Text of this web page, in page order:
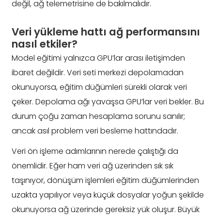
değil, ağ telemetrisine de bakılmalıdır.
Veri yükleme hattı ağ performansını
nasıl etkiler?
Model eğitimi yalnızca GPU’lar arası iletişimden
ibaret değildir. Veri seti merkezi depolamadan
okunuyorsa, eğitim düğümleri sürekli olarak veri
çeker. Depolama ağı yavaşsa GPU’lar veri bekler. Bu
durum çoğu zaman hesaplama sorunu sanılır;
ancak asıl problem veri besleme hattındadır.
Veri ön işleme adımlarının nerede çalıştığı da
önemlidir. Eğer ham veri ağ üzerinden sık sık
taşınıyor, dönüşüm işlemleri eğitim düğümlerinden
uzakta yapılıyor veya küçük dosyalar yoğun şekilde
okunuyorsa ağ üzerinde gereksiz yük oluşur. Büyük